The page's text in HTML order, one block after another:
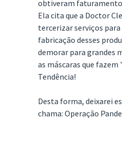
obtiveram faturamento
Ela cita que a Doctor
tercerizar serviços
fabricação desses
demorar para grandes
as máscaras que fazem
Tendência!
Desta forma, deixarei
chama: Operação